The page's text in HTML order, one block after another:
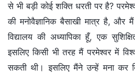
से भी बड़ी कोई शक्ति धरती पर है?
की मनोवैज्ञानिक बैसाखी मात्र है, और
विद्यालय की अध्यापिका हूँ, एक
इसलिए किसी भी तरह मैं परमेश्वर में
सकती थी। इसलिए मैंने उन्हें मना कर